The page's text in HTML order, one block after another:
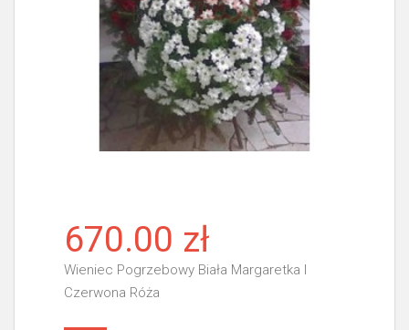
670.00 zł
Wieniec Pogrzebowy Biała Margaretka I
Czerwona Róża